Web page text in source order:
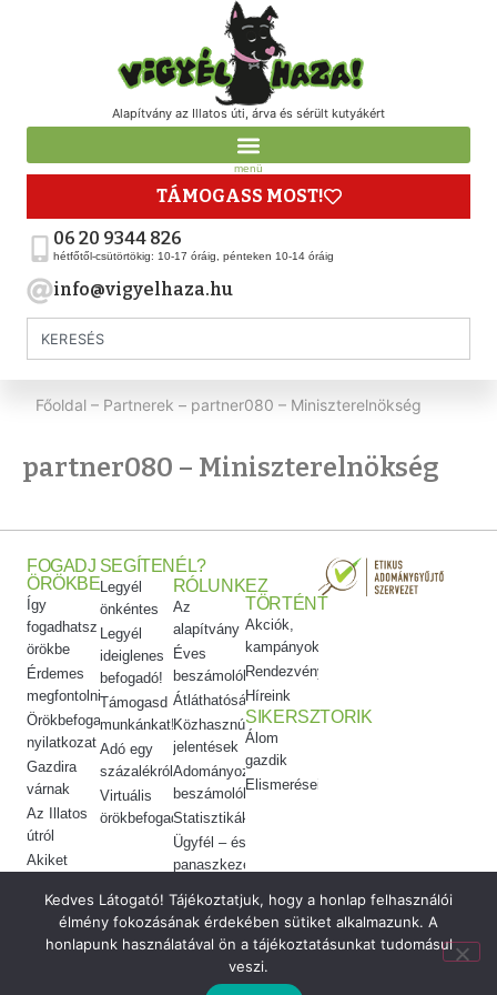
Alapítvány az Illatos úti, árva és sérült kutyákért
menü
TÁMOGASS MOST!
06 20 9344 826
hétfőtől-csütörtökig: 10-17 óráig, pénteken 10-14 óráig
info@vigyelhaza.hu
Főoldal – Partnerek – partner080 – Miniszterelnökség
partner080 – Miniszterelnökség
FOGADJ
ÖRÖKBE
Így
fogadhatsz
örökbe
Érdemes
megfontolni
Örökbefogadói
nyilatkozat
Gazdira
várnak
Az Illatos
útról
Akiket
adtunk
Meggyógyítottuk
SEGÍTENÉL?
Legyél
önkéntes
Legyél
ideiglenes
befogadó!
Támogasd
munkánkat!
Adó egy
százalékról
Virtuális
örökbefogadás
RÓLUNK
Az
alapítvány
Éves
beszámolók
Átláthatóság
Közhasznúsági
jelentések
Adományozási
beszámolók
Statisztikák
Ügyfél – és
panaszkezelés
Etikai
kódex
EZ
TÖRTÉNT
Akciók,
kampányok
Rendezvényeink
Híreink
SIKERSZTORIK
Álom
gazdik
Elismeréseink
© 2026 Vigyél Haza Alapítvány ·
Kedves Látogató! Tájékoztatjuk, hogy a honlap felhasználói
élmény fokozásának érdekében sütiket alkalmazunk. A
honlapunk használatával ön a tájékoztatásunkat tudomásul
veszi.